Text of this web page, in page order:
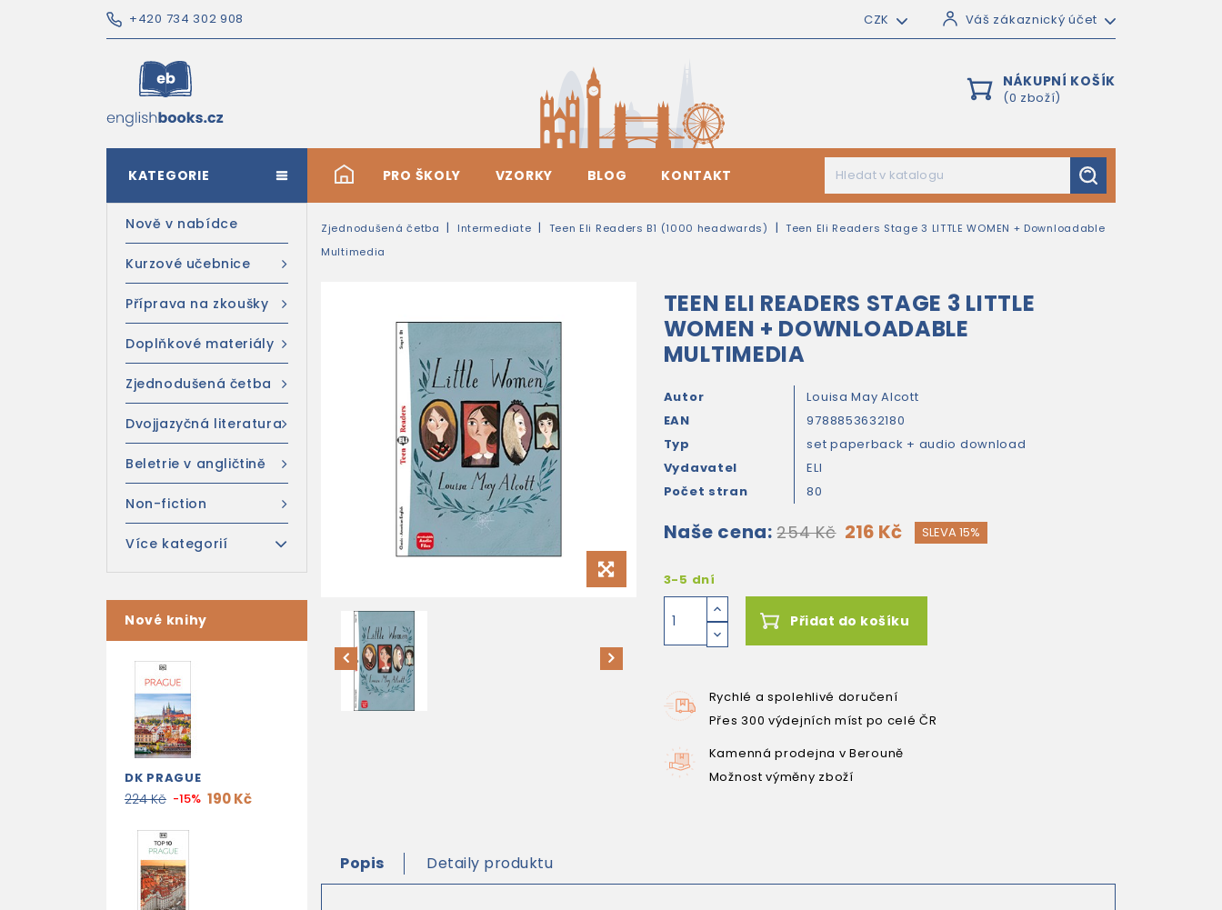
+420 734 302 908 CZK Váš zákaznický účet
NÁKUPNÍ KOŠÍK
(0 zboží)
# PRO ŠKOLY VZORKY BLOG KONTAKT
KATEGORIE
Nově v nabídce
Kurzové učebnice
Příprava na zkoušky
Doplňkové materiály
Zjednodušená četba
Dvojjazyčná literatura
Beletrie v angličtině
Non-fiction
Více kategorií
Nové knihy
DK PRAGUE
224 Kč -15% 190 Kč
Zjednodušená četba Intermediate Teen Eli Readers B1 (1000 headwards)
Teen Eli Readers Stage 3 LITTLE WOMEN + Downloadable
Multimedia
TEEN ELI READERS STAGE 3 LITTLE
WOMEN + DOWNLOADABLE
MULTIMEDIA
Autor
Louisa May Alcott
EAN
9788853632180
Typ
set paperback + audio download
Vydavatel
ELI
Počet stran
80
Naše cena: 254 Kč 216 Kč SLEVA 15%
3-5 dní
Přidat do košíku
Rychlé a spolehlivé doručení
Přes 300 výdejních míst po celé ČR
Kamenná prodejna v Berouně
Možnost výměny zboží
Popis Detaily produktu